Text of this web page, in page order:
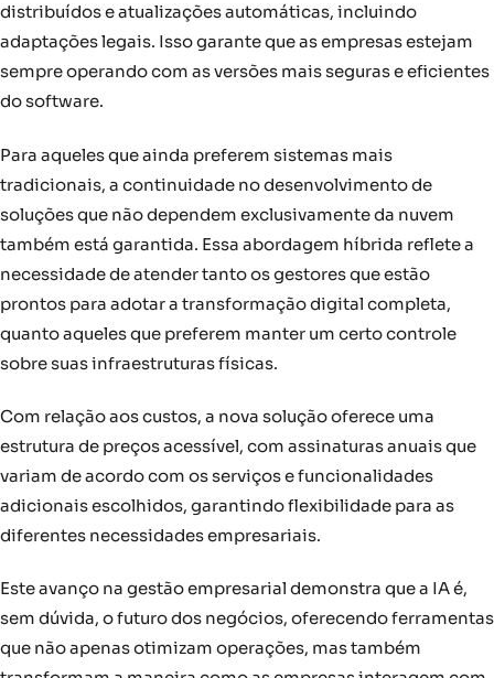
distribuídos e atualizações automáticas, incluindo
adaptações legais. Isso garante que as empresas estejam
sempre operando com as versões mais seguras e eficientes
do software.
Para aqueles que ainda preferem sistemas mais
tradicionais, a continuidade no desenvolvimento de
soluções que não dependem exclusivamente da nuvem
também está garantida. Essa abordagem híbrida reflete a
necessidade de atender tanto os gestores que estão
prontos para adotar a transformação digital completa,
quanto aqueles que preferem manter um certo controle
sobre suas infraestruturas físicas.
Com relação aos custos, a nova solução oferece uma
estrutura de preços acessível, com assinaturas anuais que
variam de acordo com os serviços e funcionalidades
adicionais escolhidos, garantindo flexibilidade para as
diferentes necessidades empresariais.
Este avanço na gestão empresarial demonstra que a IA é,
sem dúvida, o futuro dos negócios, oferecendo ferramentas
que não apenas otimizam operações, mas também